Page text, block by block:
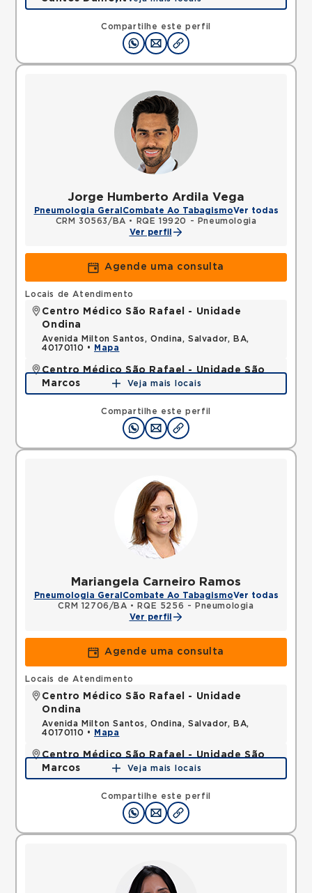
Compartilhe este perfil
Avenida Santos Dumont, Centro, Lauro de Freitas,
BA, 42702400 •
Mapa
Jorge Humberto Ardila Vega
Pneumologia Geral Combate Ao TabagismoVer todas
CRM 30563/BA •
RQE 19920 - Pneumologia
Ver perfil
Agende uma consulta
Compartilhe este perfil
Locais de Atendimento
Centro Médico São Rafael - Unidade
Ondina
Avenida Milton Santos, Ondina, Salvador, BA,
40170110 •
Mapa
Centro Médico São Rafael - Unidade São
Marcos
Rua Sao Rafael, Sao Marcos, Salvador, BA,
Mapa
Veja mais locais
Mariangela Carneiro Ramos
Pneumologia Geral Combate Ao TabagismoVer todas
CRM 12706/BA •
RQE 5256 - Pneumologia
Ver perfil
Agende uma consulta
Compartilhe este perfil
Locais de Atendimento
Centro Médico São Rafael - Unidade
Ondina
Avenida Milton Santos, Ondina, Salvador, BA,
40170110 •
Mapa
Centro Médico São Rafael - Unidade São
Marcos
Rua Sao Rafael, Sao Marcos, Salvador, BA,
Mapa
Veja mais locais